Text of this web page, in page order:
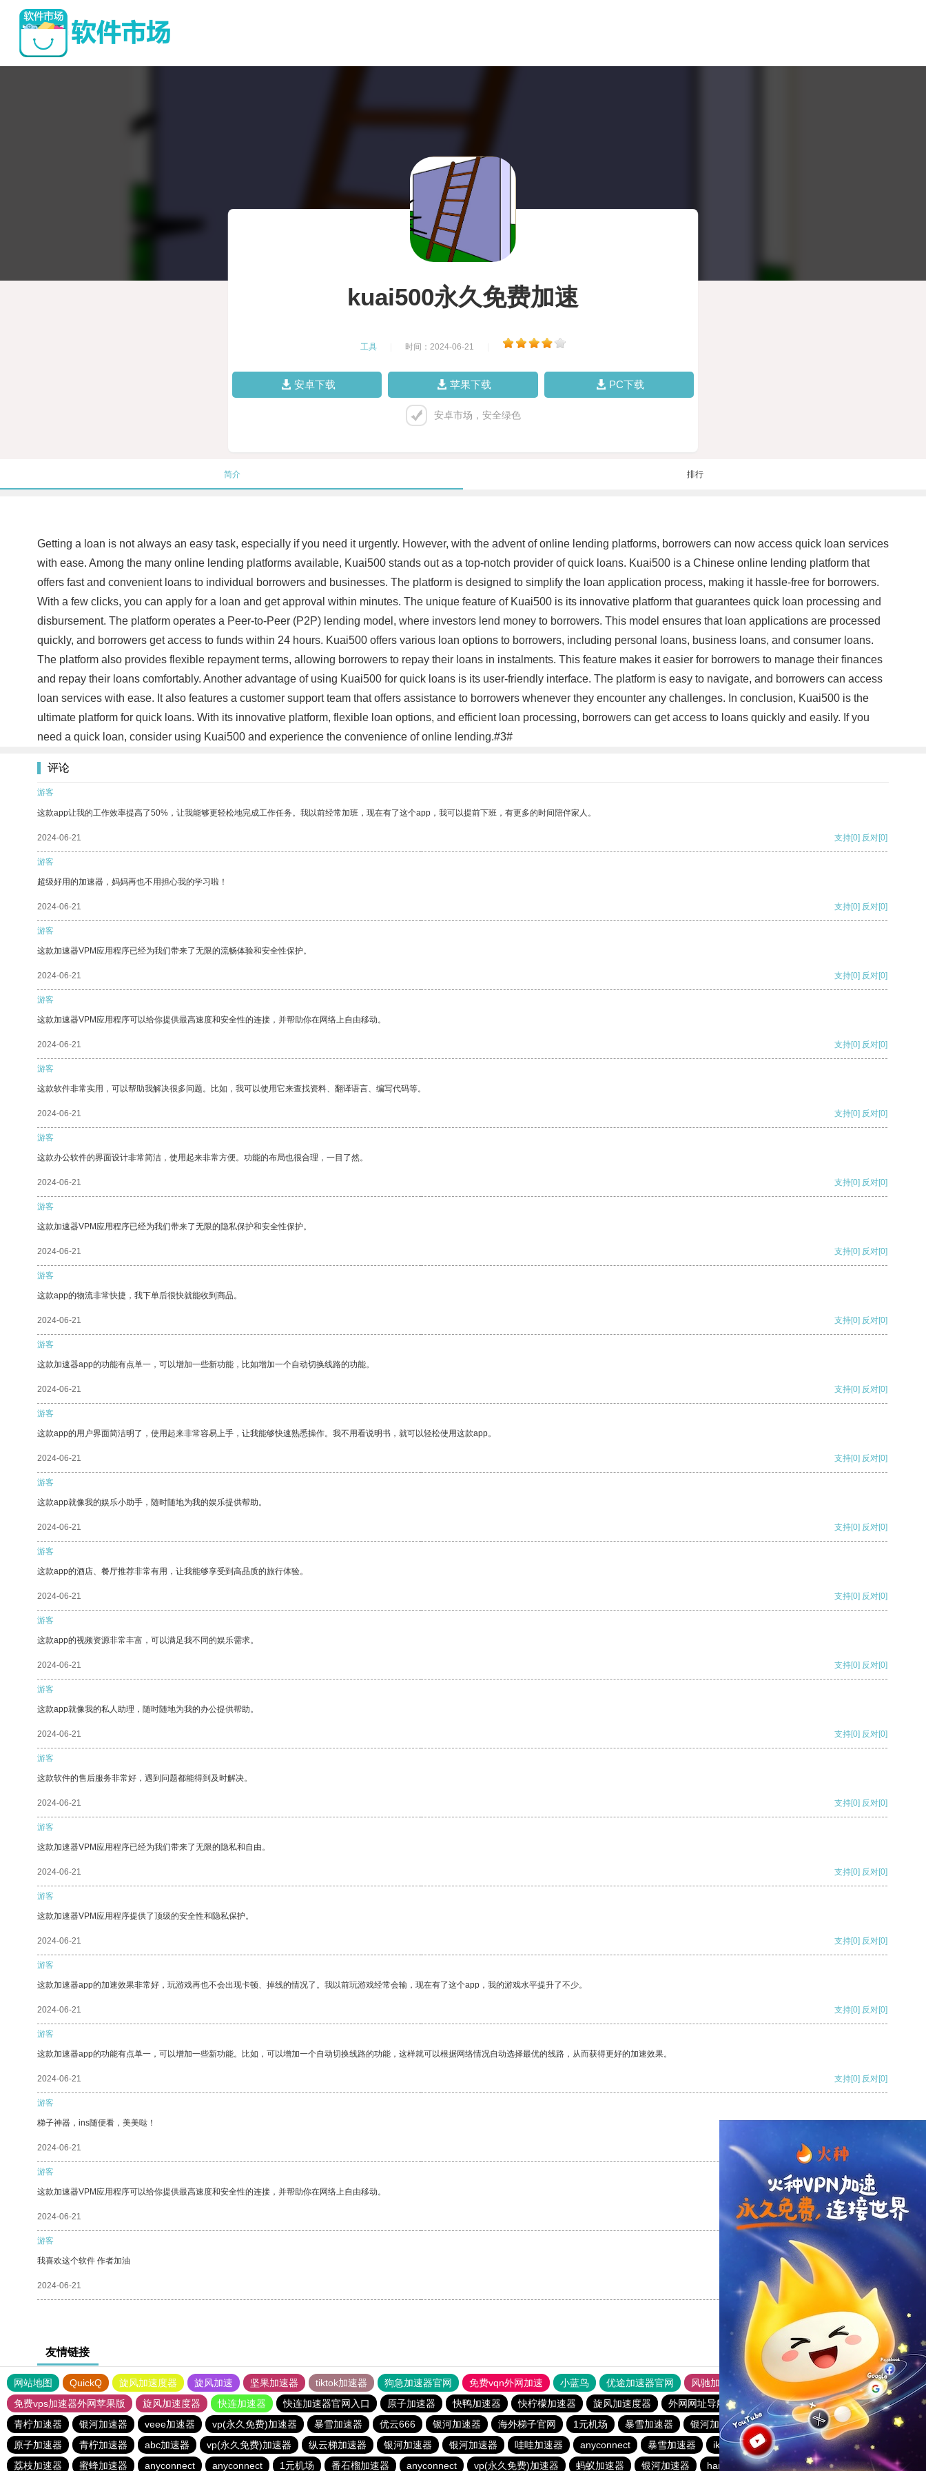
kuai500永久免费加速
工具 时间：2024-06-21
安卓下载 苹果下载 PC下载
安卓市场，安全绿色
简介 排行
Getting a loan is not always an easy task, especially if you need it urgently. However, with the advent of online lending platforms, borrowers can now access quick loan services
with ease. Among the many online lending platforms available, Kuai500 stands out as a top-notch provider of quick loans. Kuai500 is a Chinese online lending platform that
offers fast and convenient loans to individual borrowers and businesses. The platform is designed to simplify the loan application process, making it hassle-free for borrowers.
With a few clicks, you can apply for a loan and get approval within minutes. The unique feature of Kuai500 is its innovative platform that guarantees quick loan processing and
disbursement. The platform operates a Peer-to-Peer (P2P) lending model, where investors lend money to borrowers. This model ensures that loan applications are processed
quickly, and borrowers get access to funds within 24 hours. Kuai500 offers various loan options to borrowers, including personal loans, business loans, and consumer loans.
The platform also provides flexible repayment terms, allowing borrowers to repay their loans in instalments. This feature makes it easier for borrowers to manage their finances
and repay their loans comfortably. Another advantage of using Kuai500 for quick loans is its user-friendly interface. The platform is easy to navigate, and borrowers can access
loan services with ease. It also features a customer support team that offers assistance to borrowers whenever they encounter any challenges. In conclusion, Kuai500 is the
ultimate platform for quick loans. With its innovative platform, flexible loan options, and efficient loan processing, borrowers can get access to loans quickly and easily. If you
need a quick loan, consider using Kuai500 and experience the convenience of online lending.#3#
评论
游客
这款app让我的工作效率提高了50%，让我能够更轻松地完成工作任务。我以前经常加班，现在有了这个app，我可以提前下班，有更多的时间陪伴家人。
2024-06-21 支持[0] 反对[0]
游客
超级好用的加速器，妈妈再也不用担心我的学习啦！
2024-06-21 支持[0] 反对[0]
游客
这款加速器VPM应用程序已经为我们带来了无限的流畅体验和安全性保护。
2024-06-21 支持[0] 反对[0]
游客
这款加速器VPM应用程序可以给你提供最高速度和安全性的连接，并帮助你在网络上自由移动。
2024-06-21 支持[0] 反对[0]
游客
这款软件非常实用，可以帮助我解决很多问题。比如，我可以使用它来查找资料、翻译语言、编写代码等。
2024-06-21 支持[0] 反对[0]
游客
这款办公软件的界面设计非常简洁，使用起来非常方便。功能的布局也很合理，一目了然。
2024-06-21 支持[0] 反对[0]
游客
这款加速器VPM应用程序已经为我们带来了无限的隐私保护和安全性保护。
2024-06-21 支持[0] 反对[0]
游客
这款app的物流非常快捷，我下单后很快就能收到商品。
2024-06-21 支持[0] 反对[0]
游客
这款加速器app的功能有点单一，可以增加一些新功能，比如增加一个自动切换线路的功能。
2024-06-21 支持[0] 反对[0]
游客
这款app的用户界面简洁明了，使用起来非常容易上手，让我能够快速熟悉操作。我不用看说明书，就可以轻松使用这款app。
2024-06-21 支持[0] 反对[0]
游客
这款app就像我的娱乐小助手，随时随地为我的娱乐提供帮助。
2024-06-21 支持[0] 反对[0]
游客
这款app的酒店、餐厅推荐非常有用，让我能够享受到高品质的旅行体验。
2024-06-21 支持[0] 反对[0]
游客
这款app的视频资源非常丰富，可以满足我不同的娱乐需求。
2024-06-21 支持[0] 反对[0]
游客
这款app就像我的私人助理，随时随地为我的办公提供帮助。
2024-06-21 支持[0] 反对[0]
游客
这款软件的售后服务非常好，遇到问题都能得到及时解决。
2024-06-21 支持[0] 反对[0]
游客
这款加速器VPM应用程序已经为我们带来了无限的隐私和自由。
2024-06-21 支持[0] 反对[0]
游客
这款加速器VPM应用程序提供了顶级的安全性和隐私保护。
2024-06-21 支持[0] 反对[0]
游客
这款加速器app的加速效果非常好，玩游戏再也不会出现卡顿、掉线的情况了。我以前玩游戏经常会输，现在有了这个app，我的游戏水平提升了不少。
2024-06-21 支持[0] 反对[0]
游客
这款加速器app的功能有点单一，可以增加一些新功能。比如，可以增加一个自动切换线路的功能，这样就可以根据网络情况自动选择最优的线路，从而获得更好的加速效果。
2024-06-21 支持[0] 反对[0]
游客
梯子神器，ins随便看，美美哒！
2024-06-21 支持
游客
这款加速器VPM应用程序可以给你提供最高速度和安全性的连接，并帮助你在网络上自由移动。
2024-06-21 支持[0] 反对[0]
游客
我喜欢这个软件 作者加油
2024-06-21 支持[0] 反对[0]
友情链接
网站地图 QuickQ 旋风加速度器 旋风加速 坚果加速器 tiktok加速器 狗急加速器官网 免费vqn外网加速 小蓝鸟 优途加速器官网 风驰加速器
旋风加速器
免费vps加速器外网苹果版
旋风加速度器 快连加速器 快连加速器官网入口 原子加速器 快鸭加速器 快柠檬加速器 旋风加速度器 外网网址导航 软件中心
银河加速器
青柠加速器
银河加速器 veee加速器 vp(永久免费)加速器 暴雪加速器 优云666 银河加速器 海外梯子官网 1元机场 暴雪加速器 银河加速器 暴雪加速器
海鸥加速器
原子加速器
青柠加速器 abc加速器 vp(永久免费)加速器 纵云梯加速器 银河加速器 银河加速器 哇哇加速器 anyconnect 暴雪加速器 ikuuu.me加速器官网
银河加速器
荔枝加速器
蜜蜂加速器 anyconnect anyconnect 1元机场 番石榴加速器 anyconnect vp(永久免费)加速器 蚂蚁加速器 银河加速器 hammer加速器 速鹰666 银河加速器